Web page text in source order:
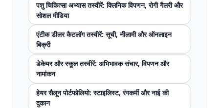
पशु चिकित्सा अभ्यास तस्वीरें: क्लिनिक विपणन, रोगी गैलरी और
सोशल मीडिया
एंटीक डीलर कैटलॉग तस्वीरें: सूची, नीलामी और ऑनलाइन
बिक्री
डेकेयर और स्कूल तस्वीरें: अभिभावक संचार, विपणन और
नामांकन
हेयर सैलून पोर्टफोलियो: स्टाइलिस्ट, रंगकर्मी और नाई की
दुकान